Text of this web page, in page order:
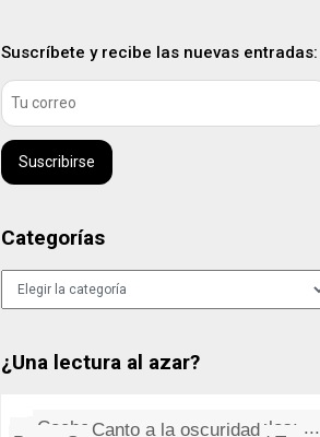
Suscríbete y recibe las nuevas entradas:
Suscribirse
Categorías
Categorías
¿Una lectura al azar?
Tras la pista de "Nobody's Fau...
Coches que se conducen solos: ...
Canto a la oscuridad